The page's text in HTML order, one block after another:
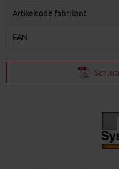
Artikelcode fabrikant
EAN